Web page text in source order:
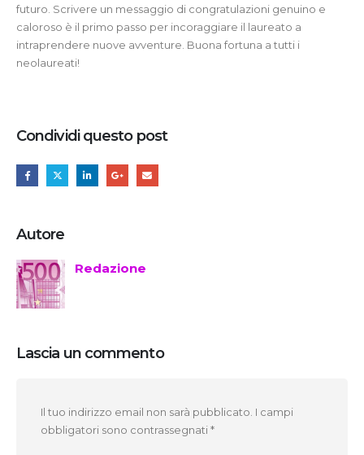
futuro. Scrivere un messaggio di congratulazioni genuino e
caloroso è il primo passo per incoraggiare il laureato a
intraprendere nuove avventure. Buona fortuna a tutti i
neolaureati!
Condividi questo post
Autore
Redazione
Lascia un commento
Il tuo indirizzo email non sarà pubblicato. I campi
obbligatori sono contrassegnati*